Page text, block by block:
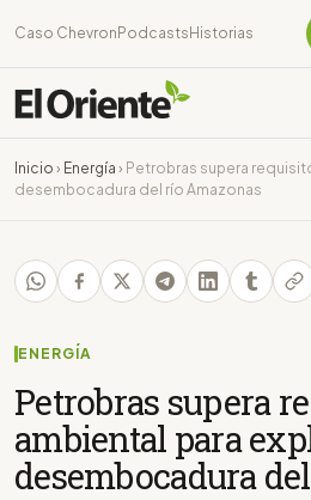
Caso Chevron Podcasts Historias
Inicio › Energía › Petrobras supera
desembocadura del río Amazonas
ENERGÍA
Petrobras supera
ambiental para
desembocadura